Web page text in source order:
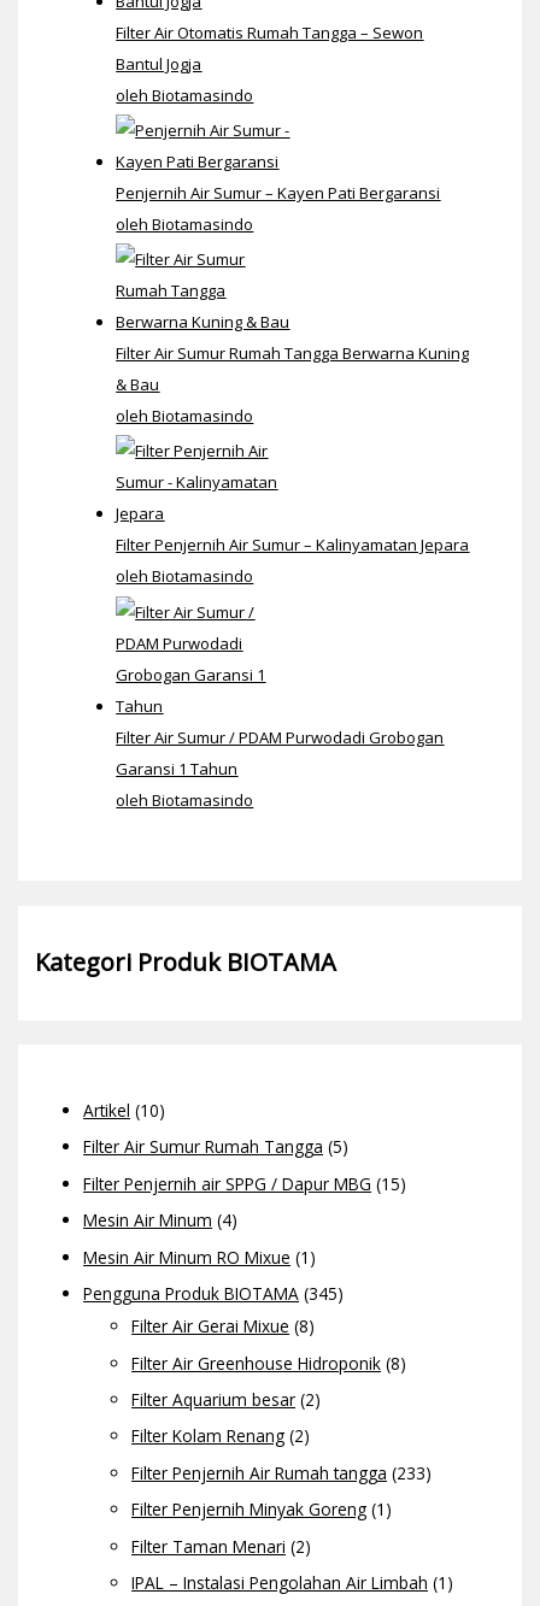
Filter Air Otomatis Rumah Tangga – Sewon
Bantul Jogja
oleh Biotamasindo
Penjernih Air Sumur – Kayen Pati Bergaransi
oleh Biotamasindo
Filter Air Sumur Rumah Tangga Berwarna Kuning
& Bau
oleh Biotamasindo
Filter Penjernih Air Sumur – Kalinyamatan Jepara
oleh Biotamasindo
Filter Air Sumur / PDAM Purwodadi Grobogan
Garansi 1 Tahun
oleh Biotamasindo
Kategori Produk BIOTAMA
Artikel (10)
Filter Air Sumur Rumah Tangga (5)
Filter Penjernih air SPPG / Dapur MBG (15)
Mesin Air Minum (4)
Mesin Air Minum RO Mixue (1)
Pengguna Produk BIOTAMA (345)
Filter Air Gerai Mixue (8)
Filter Air Greenhouse Hidroponik (8)
Filter Aquarium besar (2)
Filter Kolam Renang (2)
Filter Penjernih Air Rumah tangga (233)
Filter Penjernih Minyak Goreng (1)
Filter Taman Menari (2)
IPAL – Instalasi Pengolahan Air Limbah (1)